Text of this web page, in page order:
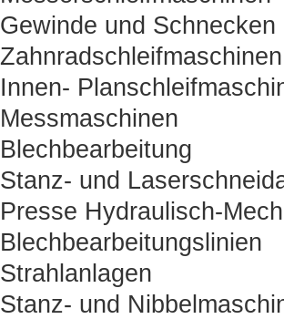
Gewinde und Schnecken
Zahnradschleifmaschinen
Innen-
Messmaschinen
Blechbearbeitung
Stanz- und
Presse Hydraulisch-
Blechbearbeitungslinien
Strahlanlagen
Stanz- und